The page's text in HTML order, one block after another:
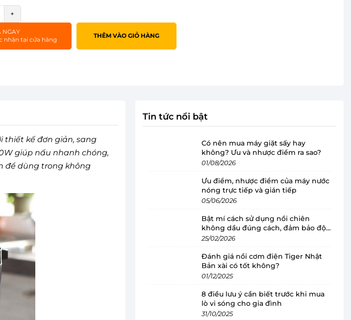
+
NGAY
nhận tại cửa hàng
THÊM VÀO GIỎ HÀNG
thiết kế đơn giản, sang
giúp nấu nhanh chóng,
để dùng trong không
Tin tức nổi bật
Có nên mua máy giặt sấy hay
không? Ưu và nhược điểm ra sao?
01/08/2026
Ưu điểm, nhược điểm của máy nước
nóng trực tiếp và gián tiếp
05/06/2026
Bật mí cách sử dụng nồi chiên
không dầu đúng cách, đảm bảo độ
bền
25/02/2026
Đánh giá nồi cơm điện Tiger Nhật
Bản xài có tốt không?
01/12/2025
8 điều lưu ý cần biết trước khi mua
lò vi sóng cho gia đình
31/10/2025